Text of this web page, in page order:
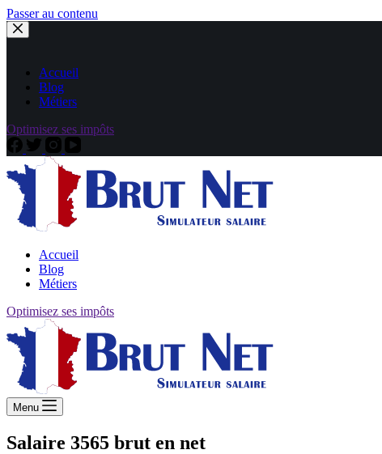
Passer au contenu
Accueil
Blog
Métiers
Optimisez ses impôts
Accueil
Blog
Métiers
Optimisez ses impôts
Menu
Salaire 3565 brut en net